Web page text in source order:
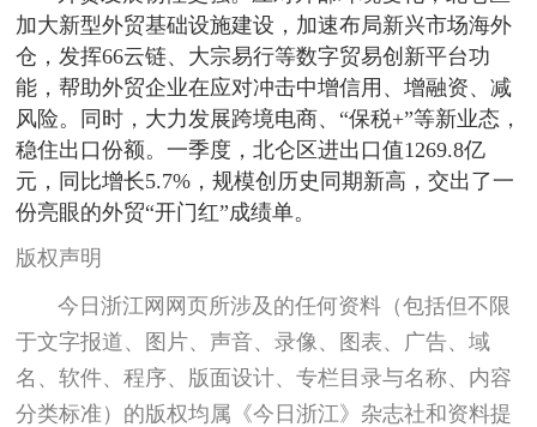
加大新型外贸基础设施建设，加速布局新兴市场海外
仓，发挥66云链、大宗易行等数字贸易创新平台功
能，帮助外贸企业在应对冲击中增信用、增融资、减
风险。同时，大力发展跨境电商、“保税+”等新业态，
稳住出口份额。一季度，北仑区进出口值1269.8亿
元，同比增长5.7%，规模创历史同期新高，交出了一
份亮眼的外贸“开门红”成绩单。
版权声明
今日浙江网网页所涉及的任何资料（包括但不限
于文字报道、图片、声音、录像、图表、广告、域
名、软件、程序、版面设计、专栏目录与名称、内容
分类标准）的版权均属《今日浙江》杂志社和资料提